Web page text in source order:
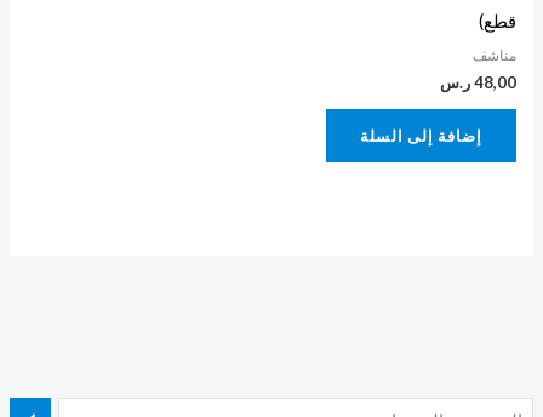
قطع)
مناشف
48,00 ر.س
إضافة إلى السلة